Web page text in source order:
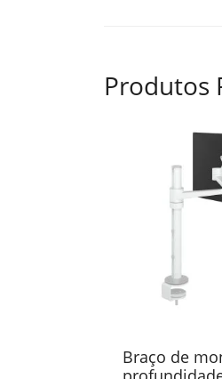
Produtos
Braço de